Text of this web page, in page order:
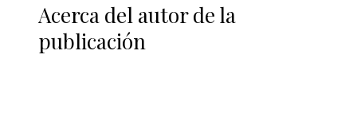
Acerca del autor de la
publicación